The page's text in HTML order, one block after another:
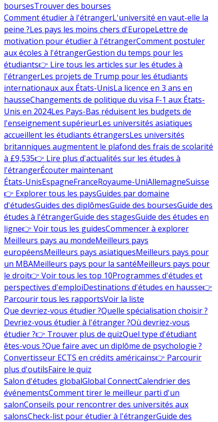
boursesTrouver des bourses
Comment étudier à l'étrangerL'université en vaut-elle la
peine ?Les pays les moins chers d'EuropeLettre de
motivation pour étudier à l'étrangerComment postuler
aux écoles à l'étrangerGestion du temps pour les
étudiants👉 Lire tous les articles sur les études à
l'étrangerLes projets de Trump pour les étudiants
internationaux aux États-UnisLa licence en 3 ans en
hausseChangements de politique du visa F-1 aux États-
Unis en 2024Les Pays-Bas réduisent les budgets de
l'enseignement supérieurLes universités asiatiques
accueillent les étudiants étrangersLes universités
britanniques augmentent le plafond des frais de scolarité
à £9,535👉 Lire plus d'actualités sur les études à
l'étrangerÉcouter maintenant
États-UnisEspagneFranceRoyaume-UniAllemagneSuisse
👉 Explorer tous les paysGuides par domaine
d'étudesGuides des diplômesGuide des boursesGuide des
études à l'étrangerGuide des stagesGuide des études en
ligne👉 Voir tous les guidesCommencer à explorer
Meilleurs pays au mondeMeilleurs pays
européensMeilleurs pays asiatiquesMeilleurs pays pour
un MBAMeilleurs pays pour la santéMeilleurs pays pour
le droit👉 Voir tous les top 10Programmes d'études et
perspectives d'emploiDestinations d'études en hausse👉
Parcourir tous les rapportsVoir la liste
Que devriez-vous étudier ?Quelle spécialisation choisir ?
Devriez-vous étudier à l'étranger ?Où devriez-vous
étudier ?👉 Trouver plus de quizQuel type d'étudiant
êtes-vous ?Que faire avec un diplôme de psychologie ?
Convertisseur ECTS en crédits américains👉 Parcourir
plus d'outilsFaire le quiz
Salon d'études globalGlobal ConnectCalendrier des
événementsComment tirer le meilleur parti d'un
salonConseils pour rencontrer des universités aux
salonsCheck-list pour étudier à l'étrangerGuide des